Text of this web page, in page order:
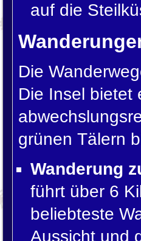
auf die
Die
Die Insel bietet
grünen Tälern
Wanderung
führt über 6
beliebteste
Aussicht und